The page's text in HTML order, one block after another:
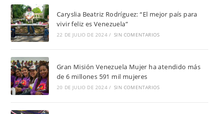
Caryslia Beatriz Rodríguez: “El mejor país para
vivir feliz es Venezuela”
22 DE JULIO DE 2024 / SIN COMENTARIOS
Gran Misión Venezuela Mujer ha atendido más
de 6 millones 591 mil mujeres
20 DE JULIO DE 2024 / SIN COMENTARIOS